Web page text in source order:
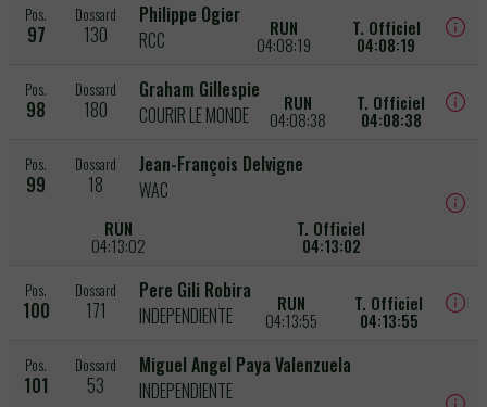
Pos.
97
Dossard
130
Philippe Ogier
RCC
RUN
04:08:19
T. Officiel
04:08:19
Pos.
98
Dossard
180
Graham Gillespie
COURIR LE MONDE
RUN
04:08:38
T. Officiel
04:08:38
Pos.
99
Dossard
18
Jean-François Delvigne
WAC
RUN
04:13:02
T. Officiel
04:13:02
Pos.
100
Dossard
171
Pere Gili Robira
INDEPENDIENTE
RUN
04:13:55
T. Officiel
04:13:55
Pos.
101
Dossard
53
Miguel Angel Paya Valenzuela
INDEPENDIENTE